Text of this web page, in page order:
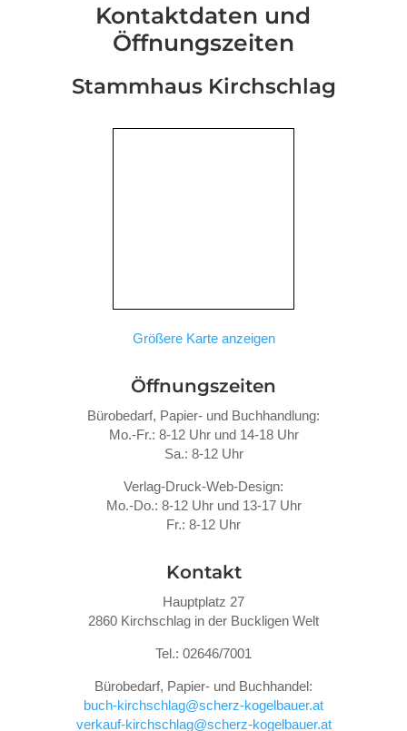
Kontaktdaten und
Öffnungszeiten
Stammhaus Kirchschlag
Größere Karte anzeigen
Öffnungszeiten
Bürobedarf, Papier- und Buchhandlung:
Mo.-Fr.: 8-12 Uhr und 14-18 Uhr
Sa.: 8-12 Uhr
Verlag-Druck-Web-Design:
Mo.-Do.: 8-12 Uhr und 13-17 Uhr
Fr.: 8-12 Uhr
Kontakt
Hauptplatz 27
2860 Kirchschlag in der Buckligen Welt
Tel.: 02646/7001
Bürobedarf, Papier- und Buchhandel:
buch-kirchschlag@scherz-kogelbauer.at
verkauf-kirchschlag@scherz-kogelbauer.at